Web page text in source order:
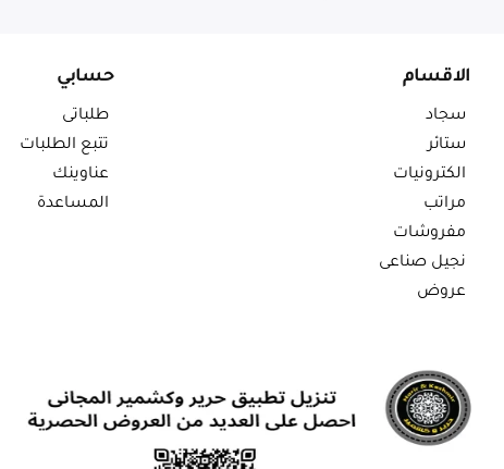
الاقسام
سجاد
ستائر
الكترونيات
مراتب
مفروشات
نجيل صناعى
عروض
حسابي
طلباتى
تتبع الطلبات
عناوينك
المساعدة